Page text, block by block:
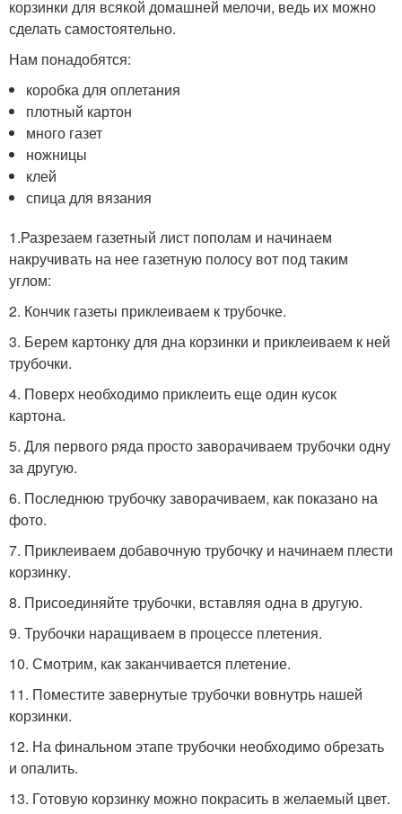
корзинки для всякой домашней мелочи, ведь их можно
сделать самостоятельно.
Нам понадобятся:
коробка для оплетания
плотный картон
много газет
ножницы
клей
спица для вязания
1.Разрезаем газетный лист пополам и начинаем
накручивать на нее газетную полосу вот под таким
углом:
2. Кончик газеты приклеиваем к трубочке.
3. Берем картонку для дна корзинки и приклеиваем к ней
трубочки.
4. Поверх необходимо приклеить еще один кусок
картона.
5. Для первого ряда просто заворачиваем трубочки одну
за другую.
6. Последнюю трубочку заворачиваем, как показано на
фото.
7. Приклеиваем добавочную трубочку и начинаем плести
корзинку.
8. Присоединяйте трубочки, вставляя одна в другую.
9. Трубочки наращиваем в процессе плетения.
10. Смотрим, как заканчивается плетение.
11. Поместите завернутые трубочки вовнутрь нашей
корзинки.
12. На финальном этапе трубочки необходимо обрезать
и опалить.
13. Готовую корзинку можно покрасить в желаемый цвет.